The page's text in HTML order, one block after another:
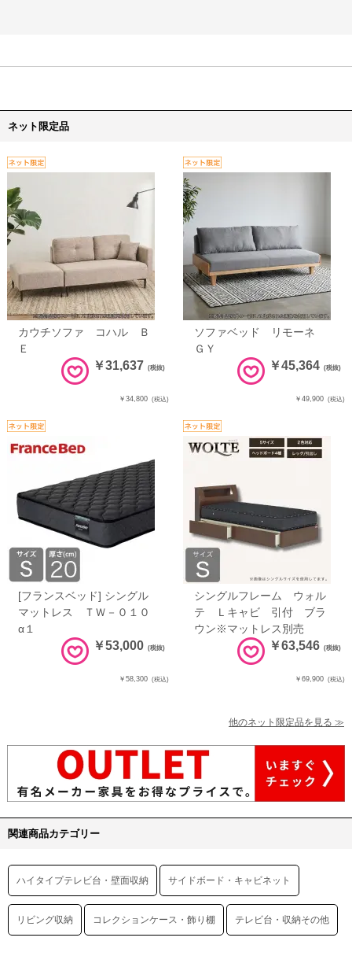
ネット限定品
カウチソファ コハル Ｂ
Ｅ
￥31,637 (税抜)
￥34,800 (税込)
ソファベッド リモーネ
ＧＹ
￥45,364 (税抜)
￥49,900 (税込)
[フランスベッド] シングル
マットレス ＴＷ－０１０
α１
￥53,000 (税抜)
￥58,300 (税込)
シングルフレーム ウォル
テ Ｌキャビ 引付 ブラ
ウン※マットレス別売
￥63,546 (税抜)
￥69,900 (税込)
他のネット限定品を見る ≫
関連商品カテゴリー
ハイタイプテレビ台・壁面収納 サイドボード・キャビネット
リビング収納 コレクションケース・飾り棚 テレビ台・収納その他